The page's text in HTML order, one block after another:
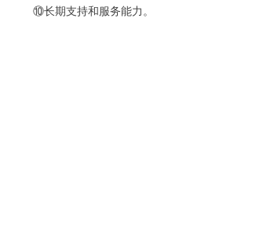
⑩长期支持和服务能力。